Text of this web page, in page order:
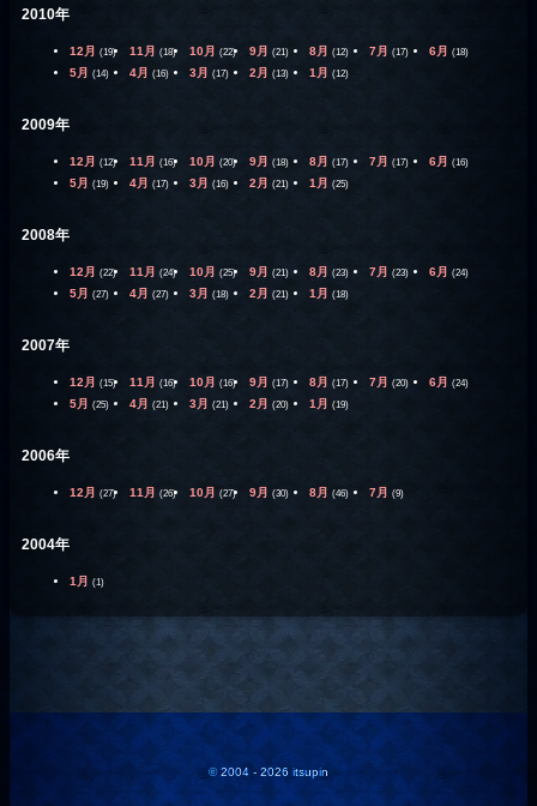
2010年
12月 (19) 11月 (18) 10月 (22) 9月 (21) 8月 (12) 7月 (17) 6月 (18)
5月 (14) 4月 (16) 3月 (17) 2月 (13) 1月 (12)
2009年
12月 (12) 11月 (16) 10月 (20) 9月 (18) 8月 (17) 7月 (17) 6月 (16)
5月 (19) 4月 (17) 3月 (16) 2月 (21) 1月 (25)
2008年
12月 (22) 11月 (24) 10月 (25) 9月 (21) 8月 (23) 7月 (23) 6月 (24)
5月 (27) 4月 (27) 3月 (18) 2月 (21) 1月 (18)
2007年
12月 (15) 11月 (16) 10月 (16) 9月 (17) 8月 (17) 7月 (20) 6月 (24)
5月 (25) 4月 (21) 3月 (21) 2月 (20) 1月 (19)
2006年
12月 (27) 11月 (26) 10月 (27) 9月 (30) 8月 (46) 7月 (9)
2004年
1月 (1)
© 2004 - 2026 itsupin